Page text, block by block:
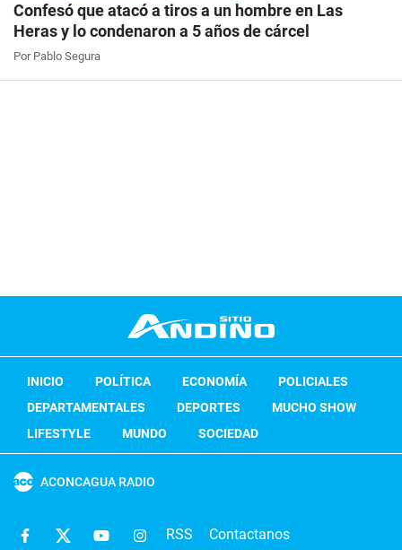
Confesó que atacó a tiros a un hombre en Las
Heras y lo condenaron a 5 años de cárcel
Por Pablo Segura
INICIO POLÍTICA ECONOMÍA
POLICIALES
DEPARTAMENTALES
DEPORTES
MUCHO SHOW
LIFESTYLE
MUNDO SOCIEDAD
ACONCAGUA RADIO
RSS Contactanos